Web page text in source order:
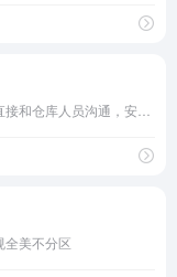
全美不分区